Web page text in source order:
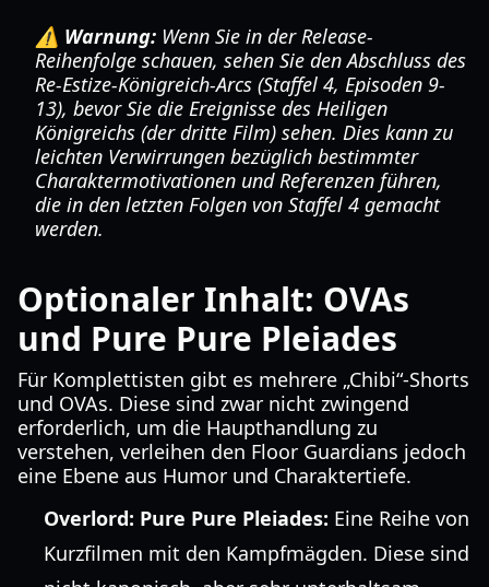
⚠️ Warnung: Wenn Sie in der Release-
Reihenfolge schauen, sehen Sie den Abschluss des
Re-Estize-Königreich-Arcs (Staffel 4, Episoden 9-
13), bevor Sie die Ereignisse des Heiligen
Königreichs (der dritte Film) sehen. Dies kann zu
leichten Verwirrungen bezüglich bestimmter
Charaktermotivationen und Referenzen führen,
die in den letzten Folgen von Staffel 4 gemacht
werden.
Optionaler Inhalt: OVAs
und Pure Pure Pleiades
Für Komplettisten gibt es mehrere „Chibi“-Shorts
und OVAs. Diese sind zwar nicht zwingend
erforderlich, um die Haupthandlung zu
verstehen, verleihen den Floor Guardians jedoch
eine Ebene aus Humor und Charaktertiefe.
Overlord: Pure Pure Pleiades: Eine Reihe von
Kurzfilmen mit den Kampfmägden. Diese sind